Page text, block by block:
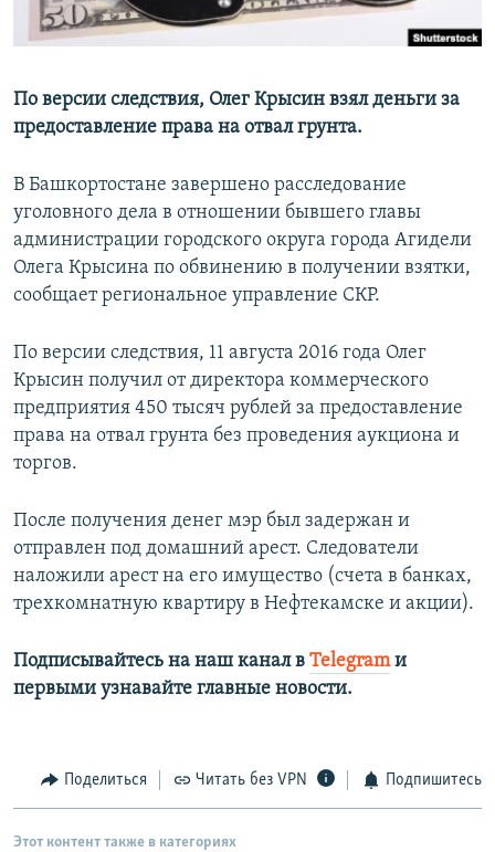
Все сайты РСЕ/РС
По версии следствия, Олег Крысин взял деньги за
предоставление права на отвал грунта.
В Башкортостане завершено расследование
уголовного дела в отношении бывшего главы
администрации городского округа города Агидели
Олега Крысина по обвинению в получении взятки,
сообщает региональное управление СКР.
По версии следствия, 11 августа 2016 года Олег
Крысин получил от директора коммерческого
предприятия 450 тысяч рублей за предоставление
права на отвал грунта без проведения аукциона и
торгов.
После получения денег мэр был задержан и
отправлен под домашний арест. Следователи
наложили арест на его имущество (счета в банках,
трехкомнатную квартиру в Нефтекамске и акции).
Подписывайтесь на наш канал в Telegramи
первыми узнавайте главные новости.​
Поделиться Читать без VPN Подпишитесь
Этот контент также в категориях